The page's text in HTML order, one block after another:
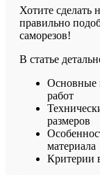
Хотите сделать
правильно
саморезов!
В статье
Основные
работ
размеров
материала
Критерии